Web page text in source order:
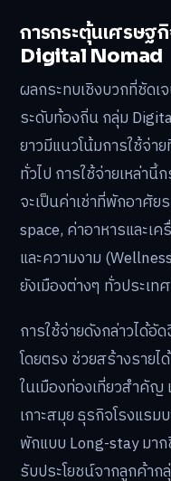
การกระตุ้นเศรษฐ
Digital Nomad
ผลกระทบเชิงบวกที่ชัด
ระดับท้องถิ่น กลุ่ม
ยาวมีแนวโน้มการใช้จ่า
ทั่วไป การใช้จ่ายเหล่านี้
จะเป็นค่าเช่าที่พักอาศัย
space, ค่าอาหารและเ
และความงาม
ยังเมืองต่างๆ ทั่วประเทศ
การใช้จ่ายดังกล่าวได้อั
โดยตรง ช่วยสร้างรายไ
ในเมืองท่องเที่ยวสำคัญ
เกาะสมุย ธุรกิจโรงแร
พักแบบ Long-stay มา
รับประโยชน์จากลูกค้าก